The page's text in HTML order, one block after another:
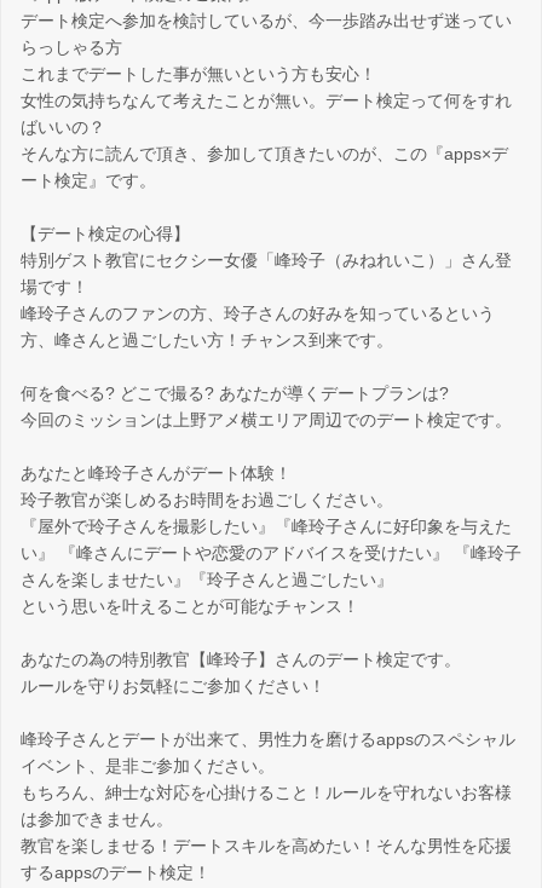
デート検定へ参加を検討しているが、今一歩踏み出せず迷ってい
らっしゃる方
これまでデートした事が無いという方も安心！
女性の気持ちなんて考えたことが無い。デート検定って何をすれ
ばいいの？
そんな方に読んで頂き、参加して頂きたいのが、この『apps×デ
ート検定』です。
【デート検定の心得】
特別ゲスト教官にセクシー女優「峰玲子（みねれいこ）」さん登
場です！
峰玲子さんのファンの方、玲子さんの好みを知っているという
方、峰さんと過ごしたい方！チャンス到来です。
何を食べる? どこで撮る? あなたが導くデートプランは?
今回のミッションは上野アメ横エリア周辺でのデート検定です。
あなたと峰玲子さんがデート体験！
玲子教官が楽しめるお時間をお過ごしください。
『屋外で玲子さんを撮影したい』『峰玲子さんに好印象を与えた
い』 『峰さんにデートや恋愛のアドバイスを受けたい』 『峰玲子
さんを楽しませたい』『玲子さんと過ごしたい』
という思いを叶えることが可能なチャンス！
あなたの為の特別教官【峰玲子】さんのデート検定です。
ルールを守りお気軽にご参加ください！
峰玲子さんとデートが出来て、男性力を磨けるappsのスペシャル
イベント、是非ご参加ください。
もちろん、紳士な対応を心掛けること！ルールを守れないお客様
は参加できません。
教官を楽しませる！デートスキルを高めたい！そんな男性を応援
するappsのデート検定！